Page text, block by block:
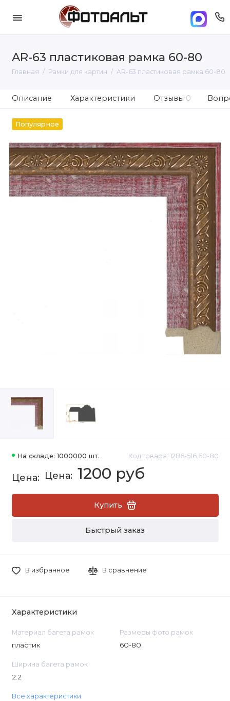
AR-63 пластиковая рамка 60-80
Главная Рамки для картин AR-63 пластиковая рамка 60-80
Описание Характеристики Отзывы 0
Популярное
На складе: 1000000 шт. Код товара: 1286-516 60-80
1200 руб
Купить
Быстрый заказ
В избранное В сравнение
Характеристики
Материал багета рамок
пластик
Размеры фото рамок
60-80
Ширина багета рамок
2.2
Все характеристики